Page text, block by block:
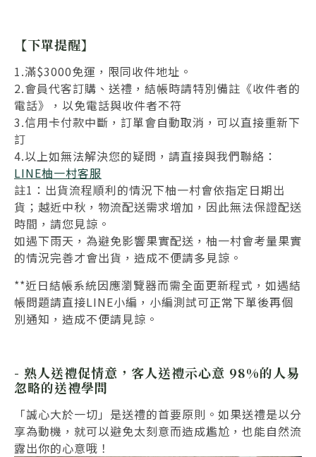
【下單提醒】
1.滿$3000免運，限同收件地址。
2.會員代客訂購、送禮，結帳時請特別備註《收件者的
電話》，以免電話與收件者不符
3.信用卡付款中斷，訂單會自動取消，可以直接重新下
訂
4.以上如無法解決您的疑問，請直接與我們聯絡：
LINE柚一村客服
註1：出貨流程順利的情況下柚一村會依指定日期出
貨；越近中秋，物流配送需求增加，因此無法保證配送
時間，請您見諒。
如遇下雨天，為避免影響果實配送，柚一村會考量果實
的情況完善才會出貨，造成不便請多見諒。
**近日結帳系統因應瀏覽器而需全面更新程式，如遇結
帳問題請直接LINE小編，小編測試可正常下單後再個
別通知，造成不便請見諒。
- 熟人送禮促情意，客人送禮示心意 98%的人易
忽略的送禮學問
「誠心大於一切」 是送禮的首要原則。如果送禮是以分
享為動機，就可以避免太刻意而造成尷尬，也能自然流
露出你的心意哦！